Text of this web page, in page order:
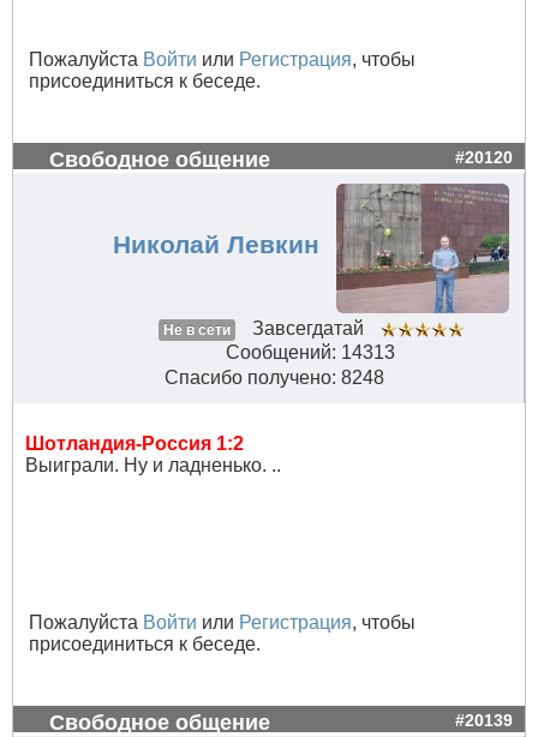
Пожалуйста Войти или Регистрация, чтобы
присоединиться к беседе.
Свободное общение #20120
Николай Левкин
Не в сети
Завсегдатай
Сообщений: 14313
Спасибо получено: 8248
Шотландия-Россия 1:2
Выиграли. Ну и ладненько. ..
Пожалуйста Войти или Регистрация, чтобы
присоединиться к беседе.
Свободное общение #20139